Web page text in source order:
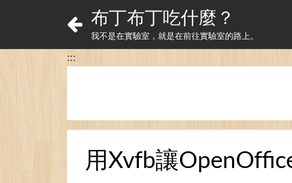
布丁布丁吃什麼？
我不是在實驗室，就是在前往實驗室的路上。
:::
用Xvfb讓